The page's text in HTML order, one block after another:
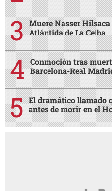
Muere Nasser
Atlántida de La Ceiba
Conmoción tras
Barcelona-Real
El dramático llamado
antes de morir en el